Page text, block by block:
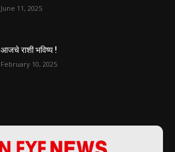
June 11, 2025
आजचे राशी भविष्य !
February 10, 2025